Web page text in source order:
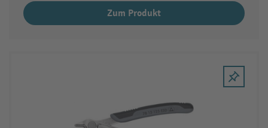
Zum Produkt